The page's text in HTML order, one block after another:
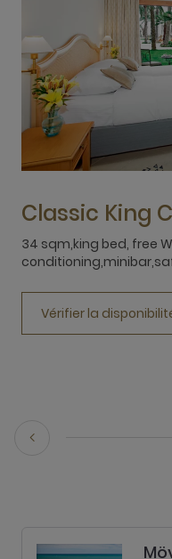
Classic King
34 sqm,king bed, free
Vérifier la